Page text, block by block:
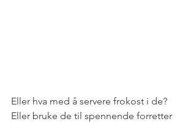
Eller hva med å servere frokost i de?
Eller bruke de til spennende forretter